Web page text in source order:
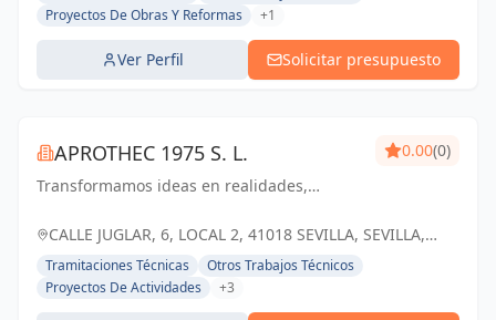
Proyectos De Obras Y Reformas
+1
Ver Perfil Solicitar presupuesto
APROTHEC 1975 S. L.
Transformamos ideas en realidades,
por la arquitectura e ingeniería.
0.00(0)
CALLE JUGLAR, 6, LOCAL 2, 41018 SEVILLA, SEVILLA,
ESPAÑA, España
Tramitaciones Técnicas
Otros Trabajos Técnicos
Proyectos De Actividades
+3